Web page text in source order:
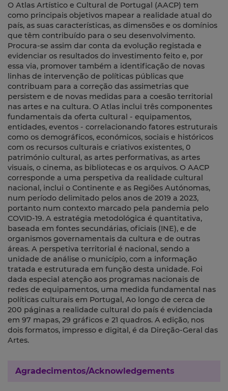
O Atlas Artístico e Cultural de Portugal (AACP) tem
como principais objetivos mapear a realidade atual do
país, as suas características, as dimensões e os domínios
que têm contribuído para o seu desenvolvimento.
Procura-se assim dar conta da evolução registada e
evidenciar os resultados do investimento feito e, por
essa via, promover também a identificação de novas
linhas de intervenção de políticas públicas que
contribuam para a correção das assimetrias que
persistem e de novas medidas para a coesão territorial
nas artes e na cultura. O Atlas inclui três componentes
fundamentais da oferta cultural - equipamentos,
entidades, eventos - correlacionando fatores estruturais
como os demográficos, económicos, sociais e históricos
com os recursos culturais e criativos existentes, 0
património cultural, as artes performativas, as artes
visuais, o cinema, as bibliotecas e os arquivos. O AACP
corresponde a uma perspetiva da realidade cultural
nacional, inclui o Continente e as Regiões Autónomas,
num período delimitado pelos anos de 2019 a 2023,
portanto num contexto marcado pela pandemia pelo
COVID-19. A estratégia metodológica é quantitativa,
baseada em fontes secundárias, oficiais (INE), e de
organismos governamentais da cultura e de outras
áreas. A perspetiva territorial é nacional, sendo a
unidade de análise o município, com a informação
tratada e estruturada em função desta unidade. Foi
dada especial atenção aos programas nacionais de
redes de equipamentos, uma medida fundamental nas
políticas culturais em Portugal, Ao longo de cerca de
200 páginas a realidade cultural do país é evidenciada
em 97 mapas, 29 gráficos e 21 quadros. A edição, nos
dois formatos, impresso e digital, é da Direção-Geral das
Artes.
Agradecimentos/Acknowledgements